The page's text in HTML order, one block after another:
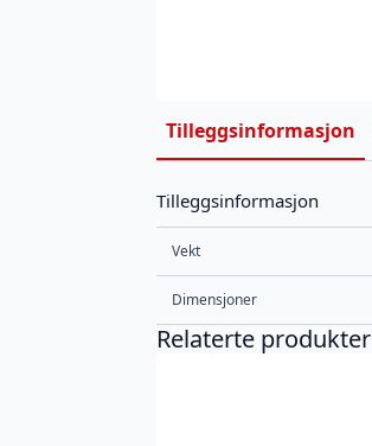
Tilleggsinformasjon
Tilleggsinformasjon
Vekt
Dimensjoner
Relaterte produkter